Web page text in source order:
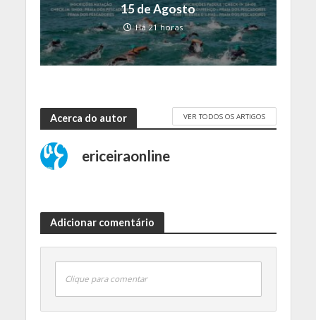
15 de Agosto
Há 21 horas
Acerca do autor VER TODOS OS ARTIGOS
ericeiraonline
Adicionar comentário
Clique para comentar